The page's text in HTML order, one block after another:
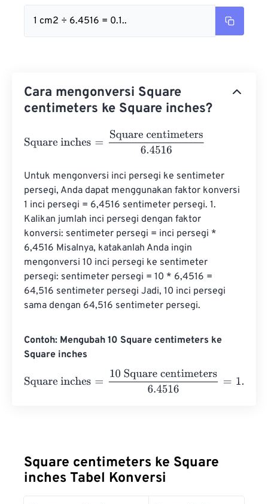
1 cm2 ÷ 6.4516 = 0.1..
Cara mengonversi Square
centimeters ke Square inches?
Square inches Square centimeters6.4516
Untuk mengonversi inci persegi ke sentimeter
persegi, Anda dapat menggunakan faktor konversi
1 inci persegi = 6,4516 sentimeter persegi. 1.
Kalikan jumlah inci persegi dengan faktor
konversi: sentimeter persegi = inci persegi *
6,4516 Misalnya, katakanlah Anda ingin
mengonversi 10 inci persegi ke sentimeter
persegi: sentimeter persegi = 10 * 6,4516 =
64,516 sentimeter persegi Jadi, 10 inci persegi
sama dengan 64,516 sentimeter persegi.
Contoh: Mengubah 10 Square centimeters ke
Square inches
Square inches
10 Square centimeters6.4516
Square centimeters ke Square
inches Tabel Konversi